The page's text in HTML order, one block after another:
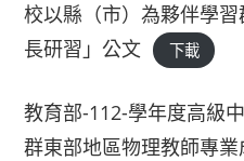
校以縣（市）為夥伴學
長研習」公文
下載
教育部-112-學年度高級
群東部地區物理教師專